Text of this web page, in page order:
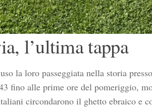
l’ultima tappa
la loro passeggiata nella storia
fino alle prime ore del pomeriggio,
circondarono il ghetto ebraico e